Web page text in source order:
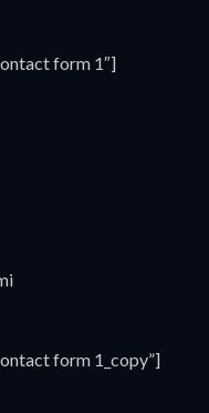
form 1″]
form 1_copy”]